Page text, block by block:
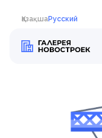
ҚазақшаРусский